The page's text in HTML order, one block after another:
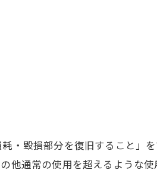
・毀損部分を復旧すること」を
他通常の使用を超えるような使